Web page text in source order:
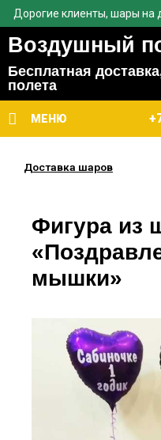
Дорогие клиенты, шары на
Воздушный
Бесплатная
полета
МЕНЮ
Доставка шаров
Фигура из
мышки»